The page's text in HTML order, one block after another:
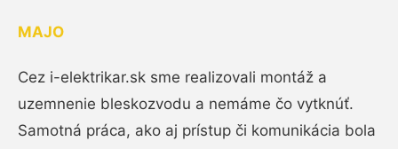
MAJO
Cez i-elektrikar.sk sme realizovali montáž a
uzemnenie bleskozvodu a nemáme čo vytknúť.
Samotná práca, ako aj prístup či komunikácia bola